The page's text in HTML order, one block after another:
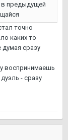
в предыдущей
точно
каких то
сразу
воспринимаешь
- сразу